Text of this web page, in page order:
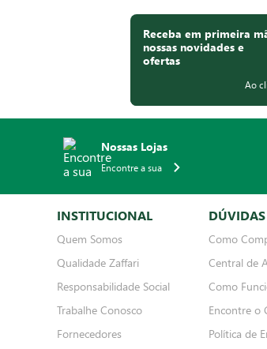
Receba em primeira
nossas novidades e
ofertas
Ao
Nossas Lojas
Encontre a sua
INSTITUCIONAL
Quem Somos
Qualidade Zaffari
Responsabilidade Social
Trabalhe Conosco
Fornecedores
DÚVIDAS
Como
Central de
Como
Encontre o
Política de